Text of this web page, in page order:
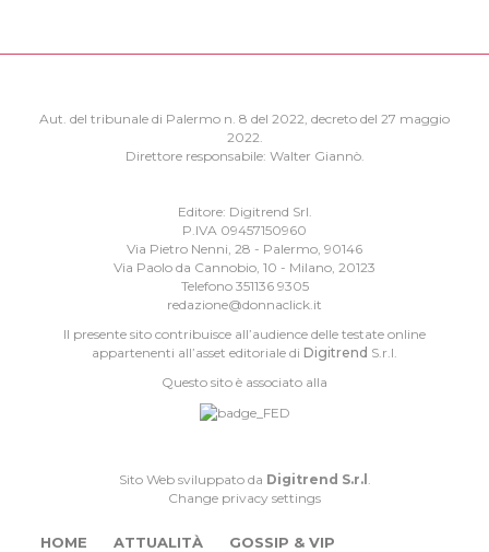
Aut. del tribunale di Palermo n. 8 del 2022, decreto del 27 maggio
2022.
Direttore responsabile: Walter Giannò.
Editore: Digitrend Srl.
P.IVA 09457150960
Via Pietro Nenni, 28 - Palermo, 90146
Via Paolo da Cannobio, 10 - Milano, 20123
Telefono 351136 9305
redazione@donnaclick.it
Il presente sito contribuisce all’audience delle testate online
appartenenti all’asset editoriale di Digitrend S.r.l.
Questo sito è associato alla
Sito Web sviluppato da Digitrend S.r.l .
Change privacy settings
HOME ATTUALITÀ GOSSIP & VIP